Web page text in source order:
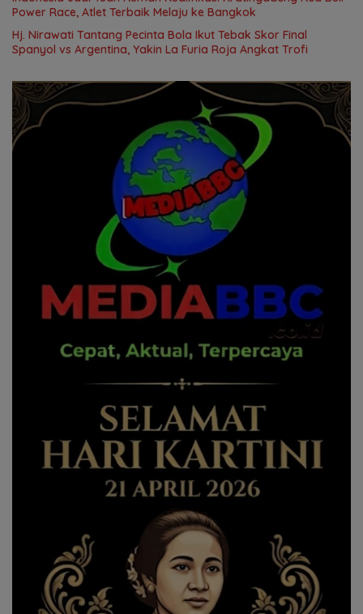
Power Race, Atlet Terbaik Melaju ke Bangkok
Hj. Nirawati Tantang Pecinta Bola Ikut Tebak Skor Final
Spanyol vs Argentina, Yakin La Furia Roja Angkat Trofi